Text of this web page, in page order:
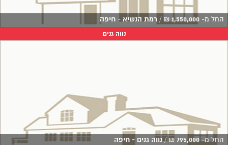
החל מ- 1,550,000
₪
/ רמת הנשיא - חיפה
נווה גנים
החל מ- 795,000
₪
/נווה גנים - חיפה